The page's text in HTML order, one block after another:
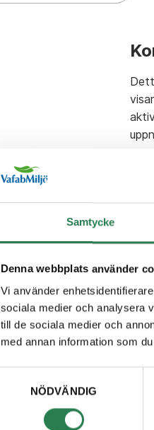
Samtycke
Denna webbplats använder
Vi använder
sociala medier och analysera
till de sociala medier och
med annan information som
NÖDVÄNDIG